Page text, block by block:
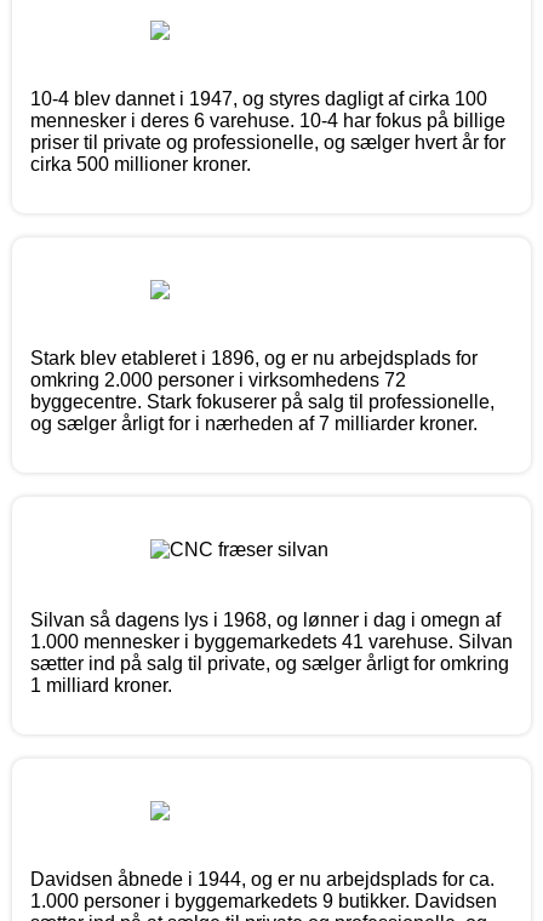
10-4 blev dannet i 1947, og styres dagligt af cirka 100
mennesker i deres 6 varehuse. 10-4 har fokus på billige
priser til private og professionelle, og sælger hvert år for
cirka 500 millioner kroner.
Stark blev etableret i 1896, og er nu arbejdsplads for
omkring 2.000 personer i virksomhedens 72
byggecentre. Stark fokuserer på salg til professionelle,
og sælger årligt for i nærheden af 7 milliarder kroner.
Silvan så dagens lys i 1968, og lønner i dag i omegn af
1.000 mennesker i byggemarkedets 41 varehuse. Silvan
sætter ind på salg til private, og sælger årligt for omkring
1 milliard kroner.
Davidsen åbnede i 1944, og er nu arbejdsplads for ca.
1.000 personer i byggemarkedets 9 butikker. Davidsen